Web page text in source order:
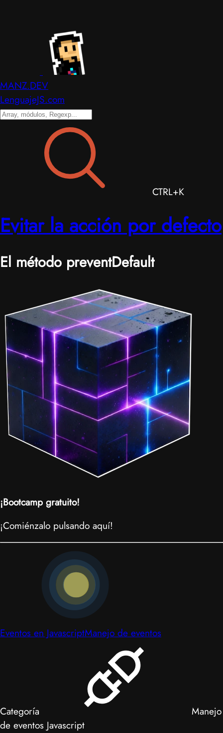
MANZ.DEV
LenguajeJS.com
CTRL+K
Evitar la acción por defecto
El método preventDefault|
¡Bootcamp gratuito!
¡Comiénzalo pulsando aquí!
Eventos en JavascriptManejo de eventos
Categoría
Manejo
de eventos Javascript